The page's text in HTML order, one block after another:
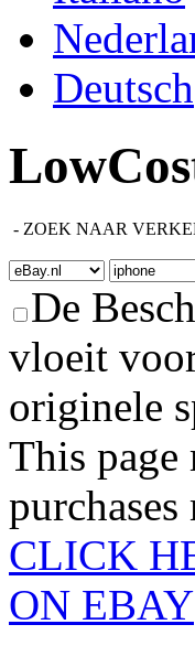
Deutsch
- ZOEK NAAR
De
vloeit
originele
This
CLICK
ON EBAY